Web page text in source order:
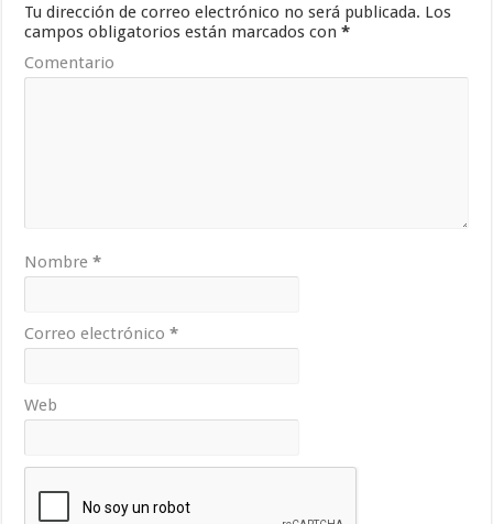
Tu dirección de correo electrónico no será publicada. Los
campos obligatorios están marcados con*
Comentario
Nombre*
Correo electrónico*
Web